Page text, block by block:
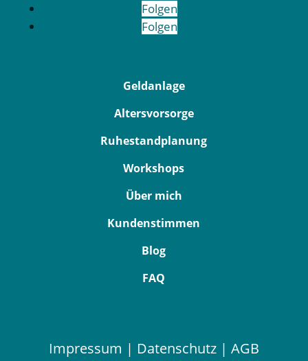
Folgen
Folgen
Geldanlage
Altersvorsorge
Ruhestandplanung
Workshops
Über mich
Kundenstimmen
Blog
FAQ
Impressum | Datenschutz| AGB